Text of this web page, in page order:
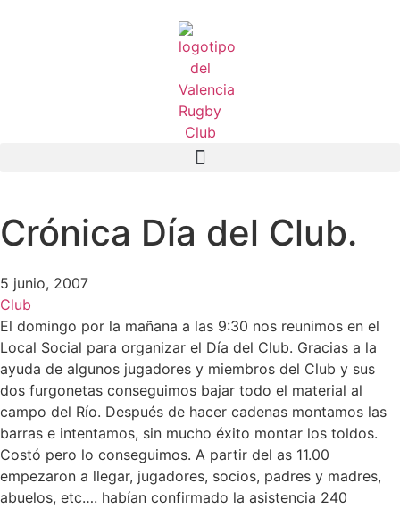
Crónica Día del Club.
5 junio, 2007
Club
El domingo por la mañana a las 9:30 nos reunimos en el
Local Social para organizar el Día del Club. Gracias a la
ayuda de algunos jugadores y miembros del Club y sus
dos furgonetas conseguimos bajar todo el material al
campo del Río. Después de hacer cadenas montamos las
barras e intentamos, sin mucho éxito montar los toldos.
Costó pero lo conseguimos. A partir del as 11.00
empezaron a llegar, jugadores, socios, padres y madres,
abuelos, etc…. habían confirmado la asistencia 240